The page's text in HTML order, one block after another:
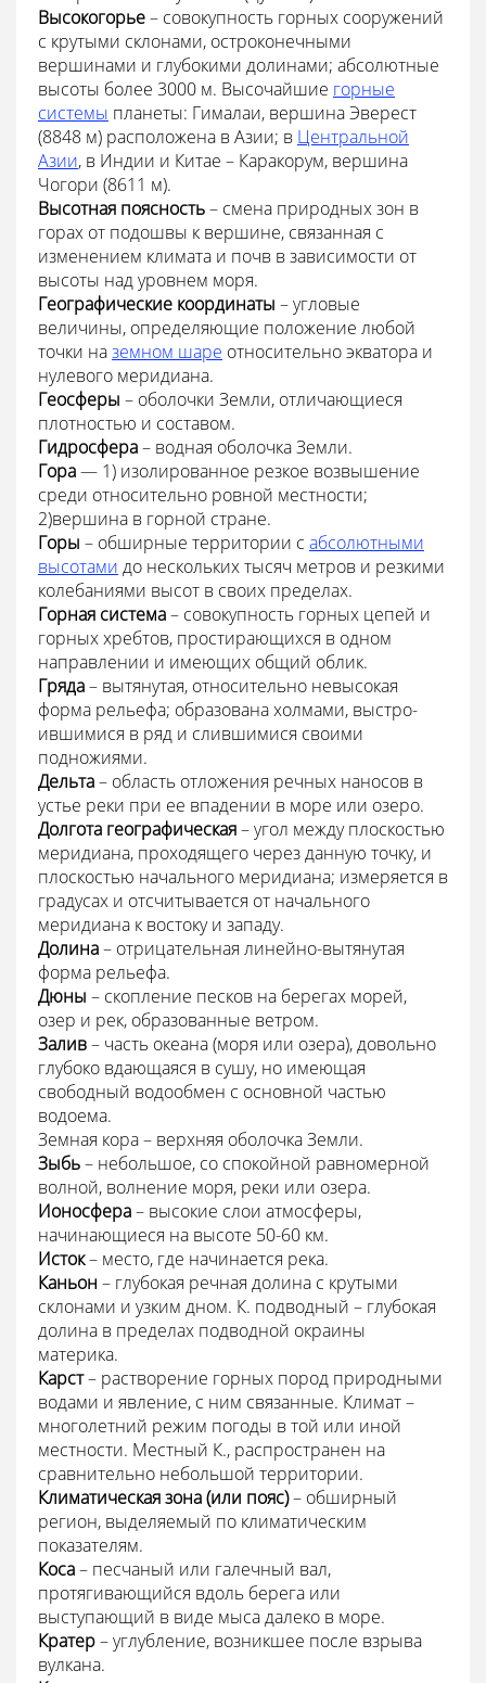
Высокогорье– совокупность горных сооружений
с крутыми склонами, остроконечными
вершинами и глубокими долинами; абсолютные
высоты более 3000 м. Высочайшие горные
системы планеты: Гималаи, вершина Эверест
(8848 м) расположена в Азии; в Центральной
Азии, в Индии и Китае – Каракорум, вершина
Чогори (8611 м).
Высотная поясность– смена природных зон в
горах от подошвы к вершине, связанная с
изменением климата и почв в зависимости от
высоты над уровнем моря.
Географические координаты – угловые
величины, определяющие положение любой
точки наземном шаре относительно экватора и
нулевого меридиана.
Геосферы – оболочки Земли, отличающиеся
плотностью и составом.
Гидросфера– водная оболочка Земли.
Гора— 1) изолированное резкое возвышение
среди относительно ровной местности;
2)вершина в горной стране.
Горы – обширные территории с абсолютными
высотами до нескольких тысяч метров и резкими
колебаниями высот в своих пределах.
Горная система– совокупность горных цепей и
горных хребтов, простирающихся в одном
направлении и имеющих общий облик.
Гряда– вытянутая, относительно невысокая
форма рельефа; образована холмами, выстро­
ившимися в ряд и слившимися своими
подножиями.
Дельта– область отложения речных наносов в
устье реки при ее впадении в море или озеро.
Долгота географическая– угол между плоскостью
меридиана, проходящего через данную точку, и
плоскостью начального меридиана; измеряется в
градусах и отсчитывается от начального
меридиана к востоку и западу.
Долина– отрицательная линейно-вытянутая
форма рельефа.
Дюны – скопление песков на берегах морей,
озер и рек, образованные ветром.
Залив– часть океана (моря или озера), довольно
глубоко вдающаяся в сушу, но имеющая
свободный водообмен с основной частью
водоема.
Земная кора – верхняя оболочка Земли.
Зыбь– небольшое, со спокойной равномерной
волной, волнение моря, реки или озера.
Ионосфера– высокие слои атмосферы,
начинающиеся на высоте 50-60 км.
Исток– место, где начинается река.
Каньон – глубокая речная долина с крутыми
склонами и узким дном. К. подводный – глубокая
долина в пределах подводной окраины
материка.
Карст– растворение горных пород природными
водами и явление, с ним связанные. Климат –
многолетний режим погоды в той или иной
местности. Местный К., распространен на
сравнительно небольшой территории.
Климатическая зона (или пояс)– обширный
регион, выделяемый по климатическим
показателям.
Коса– песчаный или галечный вал,
протягивающийся вдоль берега или
выступающий в виде мыса далеко в море.
Кратер– углубление, возникшее после взрыва
вулкана.